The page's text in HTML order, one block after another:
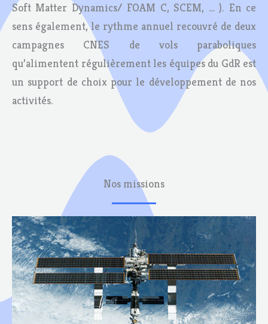
Soft Matter Dynamics/ FOAM C, SCEM, … ). En ce
sens également, le rythme annuel recouvré de deux
campagnes CNES de vols paraboliques
qu’alimentent régulièrement les équipes du GdR est
un support de choix pour le développement de nos
activités.
Nos missions